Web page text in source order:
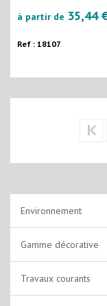
à partir de 35,44
Ref : 18107
Environnement
Gamme décorative
Non lustrantes
Travaux courants